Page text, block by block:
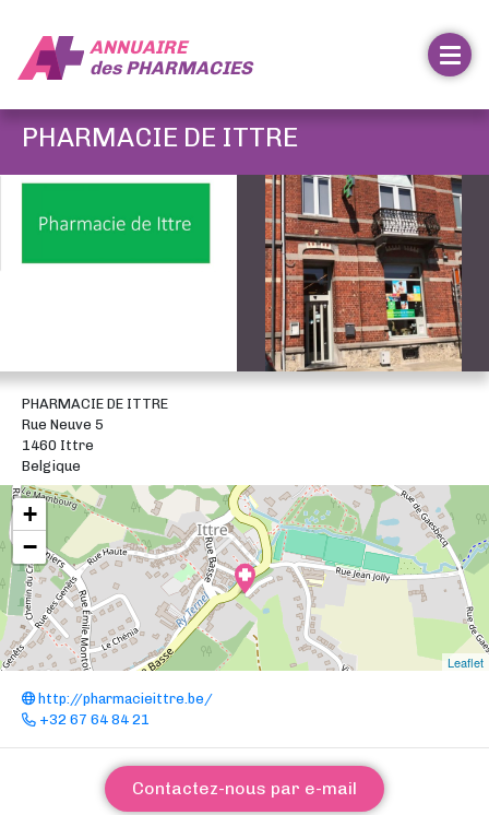
ANNUAIRE
desPHARMACIES
PHARMACIE DE ITTRE
PHARMACIE DE ITTRE
Rue Neuve 5
1460 Ittre
Belgique
+
−
Leaflet
http://pharmacieittre.be/
+32 67 64 84 21
Contactez-nous par e-mail